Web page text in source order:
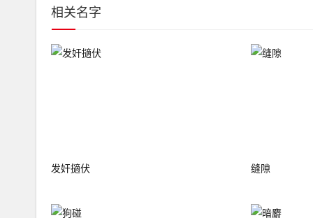
相关名字
发奸擿伏 缝隙